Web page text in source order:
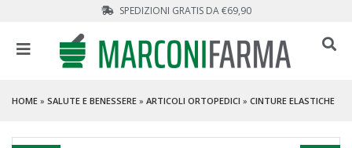
SPEDIZIONI GRATIS DA €69,90
HOME » SALUTE E BENESSERE » ARTICOLI ORTOPEDICI » CINTURE ELASTICHE